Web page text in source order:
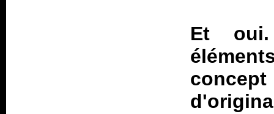
Et